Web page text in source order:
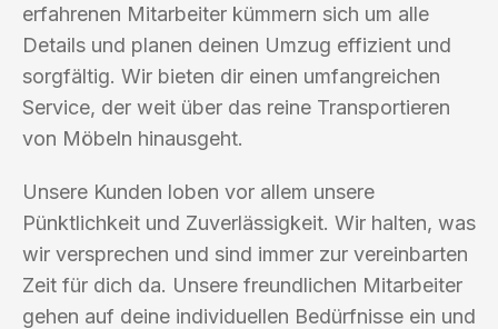
erfahrenen Mitarbeiter kümmern sich um alle
Details und planen deinen Umzug effizient und
sorgfältig. Wir bieten dir einen umfangreichen
Service, der weit über das reine Transportieren
von Möbeln hinausgeht.
Unsere Kunden loben vor allem unsere
Pünktlichkeit und Zuverlässigkeit. Wir halten, was
wir versprechen und sind immer zur vereinbarten
Zeit für dich da. Unsere freundlichen Mitarbeiter
gehen auf deine individuellen Bedürfnisse ein und